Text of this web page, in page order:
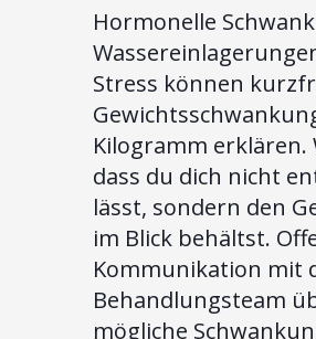
Hormonelle
Stress können
Kilogramm erklären.
dass du dich nicht
lässt, sondern den
im Blick behältst.
Kommunikation mit
Behandlungsteam
mögliche